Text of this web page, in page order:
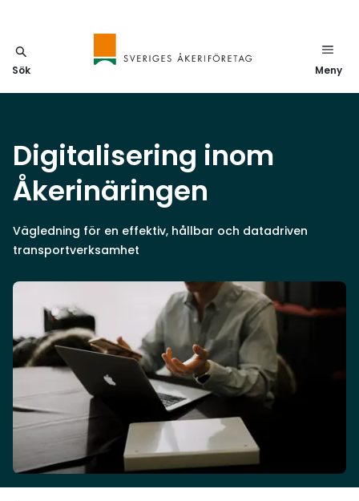
Sök Meny
Digitalisering inom
Åkerinäringen
Vägledning för en effektiv, hållbar och datadriven
transportverksamhet